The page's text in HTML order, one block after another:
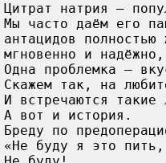
Цитрат натрия —
Мы часто даём его
антацидов
мгновенно и
Одна проблемка —
Скажем так, на
И встречаются
А вот и история.
Бреду по
«Не буду я это